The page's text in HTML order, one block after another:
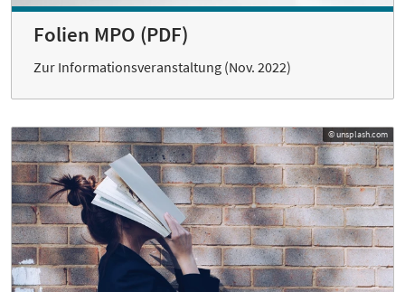
Folien MPO (PDF)
Zur Informationsveranstaltung (Nov. 2022)
© unsplash.com